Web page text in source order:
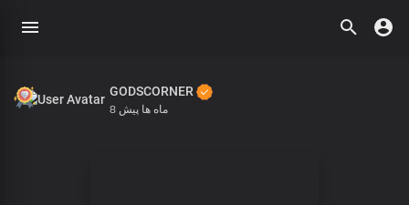
GODSCORNER
8 ماه ها پیش